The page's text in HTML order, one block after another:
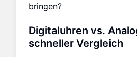
bringen?
Digitaluhren vs.
schneller Vergleich